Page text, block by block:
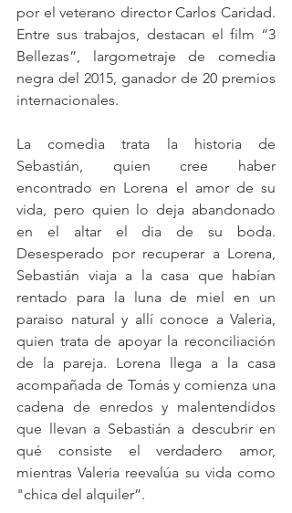
por el veterano director Carlos Caridad.
Entre sus trabajos, destacan el film “3
Bellezas”, largometraje de comedia
negra del 2015, ganador de 20 premios
internacionales.
La comedia trata la historia de
Sebastián, quien cree haber
encontrado en Lorena el amor de su
vida, pero quien lo deja abandonado
en el altar el dia de su boda.
Desesperado por recuperar a Lorena,
Sebastián viaja a la casa que habían
rentado para la luna de miel en un
paraiso natural y allí conoce a Valeria,
quien trata de apoyar la reconciliación
de la pareja. Lorena llega a la casa
acompañada de Tomás y comienza una
cadena de enredos y malentendidos
que llevan a Sebastián a descubrir en
qué consiste el verdadero amor,
mientras Valeria reevalúa su vida como
"chica del alquiler”.